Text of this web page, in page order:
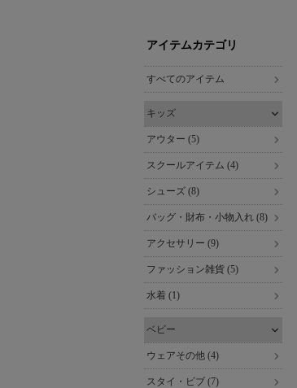
ー）
アイテムカテゴリ
すべてのアイテム
キッズ
アウター (5)
スクールアイテム (4)
シューズ (8)
バッグ・財布・小物入れ (8)
アクセサリー (9)
ファッション雑貨 (5)
水着 (1)
ベビー
ウェアその他 (4)
スタイ・ビブ (7)